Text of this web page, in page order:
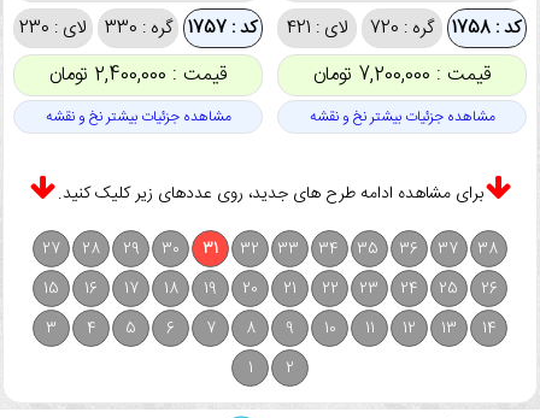
کد : 1758 گره : 720 لای : 421
قیمت : 7,200,000 تومان
مشاهده جزئیات بیشتر نخ و نقشه
کد : 1757 گره : 330 لای : 230
قیمت : 2,400,000 تومان
مشاهده جزئیات بیشتر نخ و نقشه
برای مشاهده ادامه طرح های جدید، روی عددهای زیر کلیک کنید.
38
37
36
35
34
33
32
31
30
29
28
27
26
25
24
23
22
21
20
19
18
17
16
15
14
13
12
11
10
9
8
7
6
5
4
3
2
1